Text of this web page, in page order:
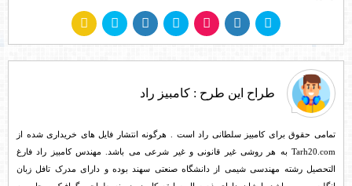
طراح این طرح : کامبیز راد
تمامی حقوق برای کامبیز سلطانی راد است . هرگونه انتشار فایل های خریداری شده از
Tarh20.com به هر روشی غیر قانونی و غیر شرعی می باشد. مهندس کامبیز راد فارغ
التحصیل رشته مهندسی شیمی از دانشگاه صنعتی سهند بوده و دارای مدرک تافل زبان